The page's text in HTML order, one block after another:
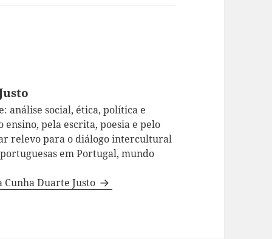
análise social, ética, política e
pela escrita, poesia e pelo
relevo para o diálogo intercultural
em Portugal, mundo
Cunha Duarte Justo